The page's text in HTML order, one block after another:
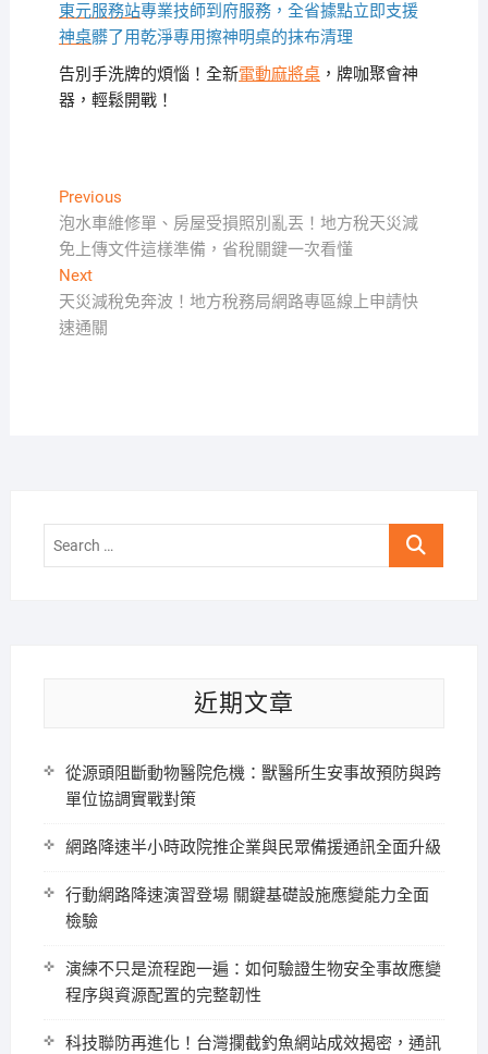
東元服務站專業技師到府服務，全省據點立即支援
神桌髒了用乾淨專用擦神明桌的抹布清理
告別手洗牌的煩惱！全新電動麻將桌，牌咖聚會神
器，輕鬆開戰！
文
章
導
覽
PreviousPrevious
post:
泡水車維修單、房屋受損照別亂丟！地方稅天災減
免上傳文件這樣準備，省稅關鍵一次看懂
NextNext
post:
天災減稅免奔波！地方稅務局網路專區線上申請快
速通關
Search
近期文章
從源頭阻斷動物醫院危機：獸醫所生安事故預防與跨
單位協調實戰對策
網路降速半小時政院推企業與民眾備援通訊全面升級
行動網路降速演習登場 關鍵基礎設施應變能力全面
檢驗
演練不只是流程跑一遍：如何驗證生物安全事故應變
程序與資源配置的完整韌性
科技聯防再進化！台灣攔截釣魚網站成效揭密，通訊